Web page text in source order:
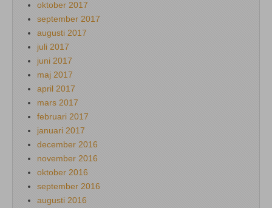
oktober 2017
september 2017
augusti 2017
juli 2017
juni 2017
maj 2017
april 2017
mars 2017
februari 2017
januari 2017
december 2016
november 2016
oktober 2016
september 2016
augusti 2016